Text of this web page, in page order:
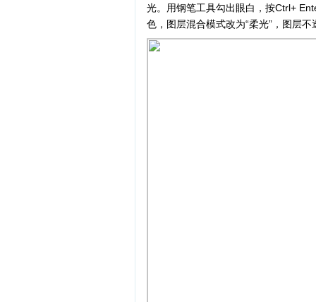
光。用钢笔工具勾出眼白，按Ctrl+
色，图层混合模式改为“柔光”，图层